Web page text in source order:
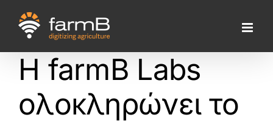
content
Η farmB Labs
ολοκληρώνει το